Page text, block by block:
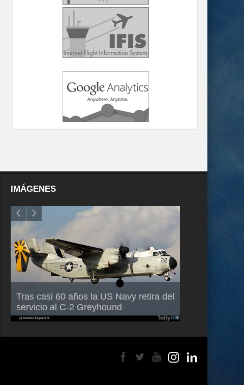
IMÁGENES
Tras casi 60 años la US Navy retira del
servicio al C-2 Greyhound
Air France-KLM anuncia a Guilhem
Mallet como nuevo Director General
para América Latina